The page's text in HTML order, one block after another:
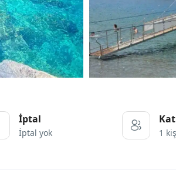
İptal
İptal yok 1